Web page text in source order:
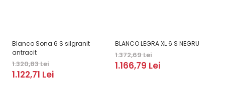
Blanco Sona 6 S silgranit
antracit
1.320,83 Lei
1.122,71 Lei
BLANCO LEGRA XL 6 S NEGRU
1.372,69 Lei
1.166,79 Lei